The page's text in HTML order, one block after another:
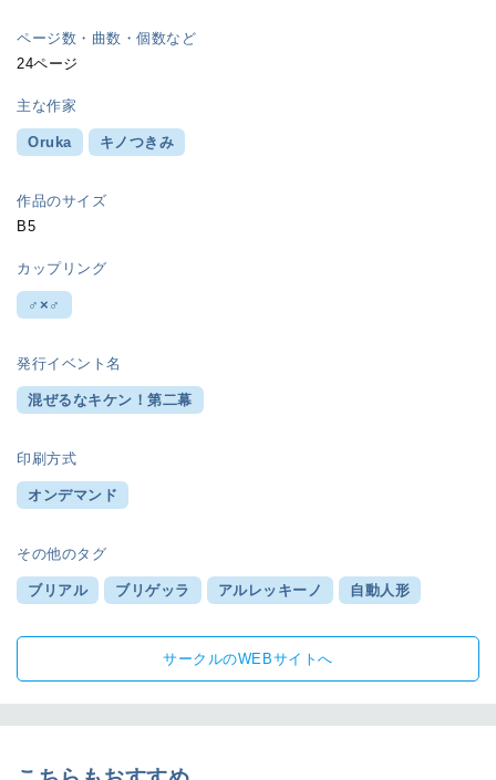
ページ数・曲数・個数など
24ページ
主な作家
Oruka キノつきみ
作品のサイズ
B5
カップリング
♂×♂
発行イベント名
混ぜるなキケン！第二幕
印刷方式
オンデマンド
その他のタグ
ブリアル ブリゲッラ アルレッキーノ 自動人形
サークルのWEBサイトへ